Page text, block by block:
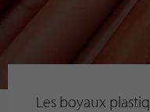
Les boyaux